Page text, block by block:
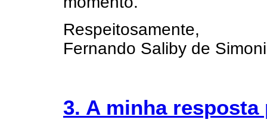
Respeitosamente,
Fernando Saliby de Simoni
3. A minha